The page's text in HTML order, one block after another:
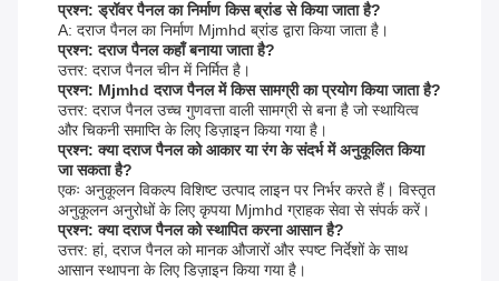
प्रश्न: ड्रॉवर पैनल का निर्माण किस ब्रांड से किया जाता है?
A: दराज पैनल का निर्माण Mjmhd ब्रांड द्वारा किया जाता है।
प्रश्न: दराज पैनल कहाँ बनाया जाता है?
उत्तर: दराज पैनल चीन में निर्मित है।
प्रश्न: Mjmhd दराज पैनल में किस सामग्री का प्रयोग किया जाता है?
उत्तर: दराज पैनल उच्च गुणवत्ता वाली सामग्री से बना है जो स्थायित्व
और चिकनी समाप्ति के लिए डिज़ाइन किया गया है।
प्रश्न: क्या दराज पैनल को आकार या रंग के संदर्भ में अनुकूलित किया
जा सकता है?
एकः अनुकूलन विकल्प विशिष्ट उत्पाद लाइन पर निर्भर करते हैं। विस्तृत
अनुकूलन अनुरोधों के लिए कृपया Mjmhd ग्राहक सेवा से संपर्क करें।
प्रश्न: क्या दराज पैनल को स्थापित करना आसान है?
उत्तर: हां, दराज पैनल को मानक औजारों और स्पष्ट निर्देशों के साथ
आसान स्थापना के लिए डिज़ाइन किया गया है।